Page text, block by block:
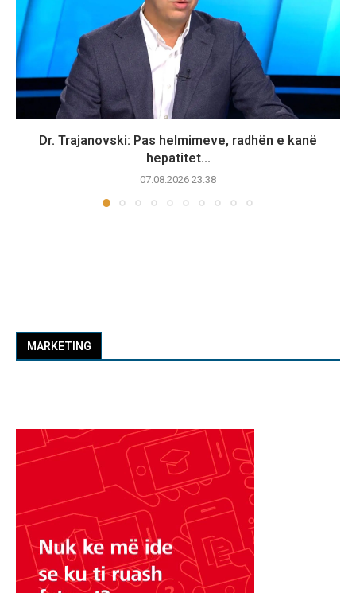
Dr. Trajanovski: Pas helmimeve, radhën e kanë
hepatitet...
07.08.2026 23:38
MARKETING